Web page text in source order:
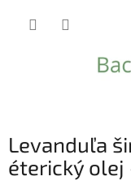
Levanduľa
éterický olej